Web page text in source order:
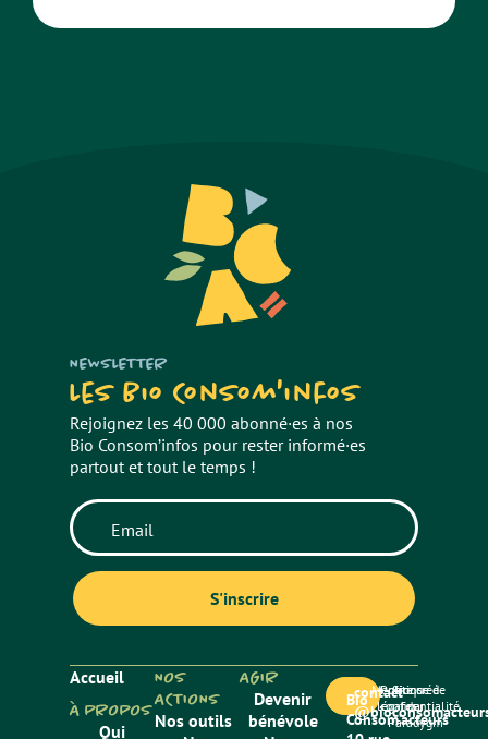
NEWSLETTER
Les Bio Consom'infos
Rejoignez les 40 000 abonné·es à nos
Bio Consom’infos pour rester informé·es
partout et tout le temps !
Accueil
À PROPOS
Qui
NOS
ACTIONS
Nos outils
AGIR
Devenir
bénévole
Bio
Consom’acteurs
contact
Mentions
légales
Politique de
confidentialité
Site créé
par
Paradygm